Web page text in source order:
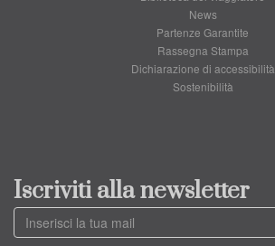
News
Partenze Garantite
Rassegna Stampa
Dichiarazione di accessibilità
Sostenibilità
Iscriviti alla newsletter